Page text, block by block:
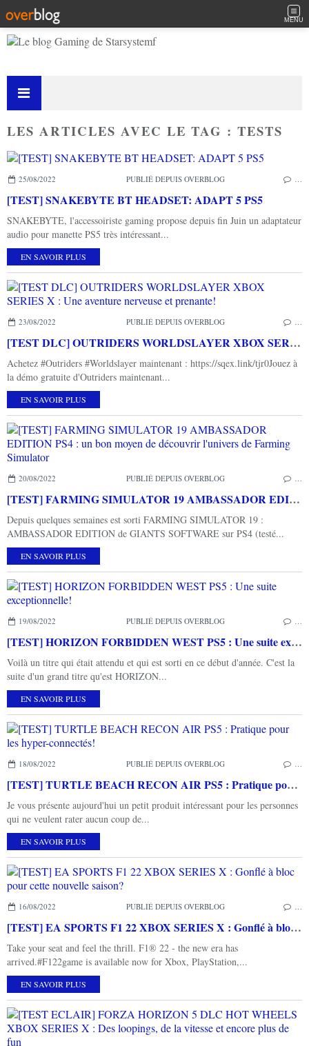
MENU
LES ARTICLES AVEC LE TAG : TESTS
25/08/2022 PUBLIÉ DEPUIS OVERBLOG
[TEST] SNAKEBYTE BT HEADSET: ADAPT 5 PS5
SNAKEBYTE, l'accessoiriste gaming propose depuis fin Juin un adaptateur
audio pour manette PS5 très intéressant...
EN SAVOIR PLUS
23/08/2022 PUBLIÉ DEPUIS OVERBLOG
[TEST DLC] OUTRIDERS WORLDSLAYER XBOX SERIES X : Une aventure nerveuse et prenante!
Achetez #Outriders #Worldslayer maintenant : https://sqex.link/tjr0Jouez à
la démo gratuite d'Outriders maintenant...
EN SAVOIR PLUS
20/08/2022 PUBLIÉ DEPUIS OVERBLOG
[TEST] FARMING SIMULATOR 19 AMBASSADOR EDITION PS4 : un bon moyen de découvrir l'univers de Farming Simulator
Depuis quelques semaines est sorti FARMING SIMULATOR 19 :
AMBASSADOR EDITION de GIANTS SOFTWARE sur PS4 (testé...
EN SAVOIR PLUS
19/08/2022 PUBLIÉ DEPUIS OVERBLOG
[TEST] HORIZON FORBIDDEN WEST PS5 : Une suite exceptionnelle!
Voilà un titre qui était attendu et qui est sorti en ce début d'année. C'est la
suite d'un grand titre qu'est HORIZON...
EN SAVOIR PLUS
18/08/2022 PUBLIÉ DEPUIS OVERBLOG
[TEST] TURTLE BEACH RECON AIR PS5 : Pratique pour les hyper-connectés!
Je vous présente aujourd'hui un petit produit intéressant pour les personnes
qui ne veulent rater aucun coup de...
EN SAVOIR PLUS
16/08/2022 PUBLIÉ DEPUIS OVERBLOG
[TEST] EA SPORTS F1 22 XBOX SERIES X : Gonflé à bloc pour cette nouvelle saison?
Take your seat and feel the thrill. F1® 22 - the new era has
arrived.#F122game is available now for Xbox, PlayStation,...
EN SAVOIR PLUS